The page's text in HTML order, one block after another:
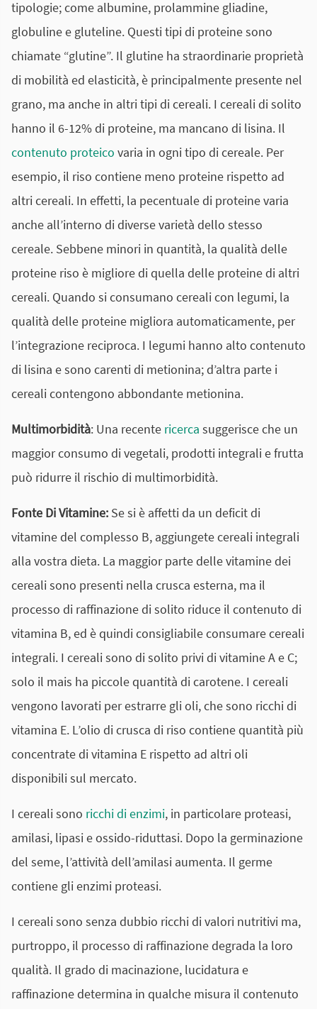
tipologie; come albumine, prolammine gliadine,
globuline e gluteline. Questi tipi di proteine sono
chiamate “glutine”. Il glutine ha straordinarie proprietà
di mobilità ed elasticità, è principalmente presente nel
grano, ma anche in altri tipi di cereali. I cereali di solito
hanno il 6-12% di proteine, ma mancano di lisina. Il
contenuto proteico varia in ogni tipo di cereale. Per
esempio, il riso contiene meno proteine rispetto ad
altri cereali. In effetti, la pecentuale di proteine varia
anche all’interno di diverse varietà dello stesso
cereale. Sebbene minori in quantità, la qualità delle
proteine riso è migliore di quella delle proteine di altri
cereali. Quando si consumano cereali con legumi, la
qualità delle proteine migliora automaticamente, per
l’integrazione reciproca. I legumi hanno alto contenuto
di lisina e sono carenti di metionina; d’altra parte i
cereali contengono abbondante metionina.
Multimorbidità: Una recente ricerca suggerisce che un
maggior consumo di vegetali, prodotti integrali e frutta
può ridurre il rischio di multimorbidità.
Fonte Di Vitamine: Se si è affetti da un deficit di
vitamine del complesso B, aggiungete cereali integrali
alla vostra dieta. La maggior parte delle vitamine dei
cereali sono presenti nella crusca esterna, ma il
processo di raffinazione di solito riduce il contenuto di
vitamina B, ed è quindi consigliabile consumare cereali
integrali. I cereali sono di solito privi di vitamine A e C;
solo il mais ha piccole quantità di carotene. I cereali
vengono lavorati per estrarre gli oli, che sono ricchi di
vitamina E. L’olio di crusca di riso contiene quantità più
concentrate di vitamina E rispetto ad altri oli
disponibili sul mercato.
I cereali sono ricchi di enzimi, in particolare proteasi,
amilasi, lipasi e ossido-riduttasi. Dopo la germinazione
del seme, l’attività dell’amilasi aumenta. Il germe
contiene gli enzimi proteasi.
I cereali sono senza dubbio ricchi di valori nutritivi ma,
purtroppo, il processo di raffinazione degrada la loro
qualità. Il grado di macinazione, lucidatura e
raffinazione determina in qualche misura il contenuto